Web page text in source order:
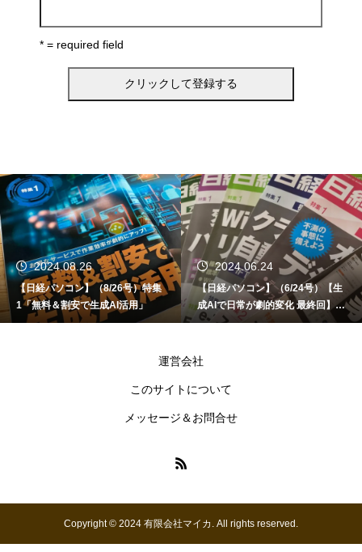
* = required field
特集
」
2024.06.24
【日経パソコン】（6/24号）【生
成AIで日常が劇的変化 最終回】 A
I時代のアプリケーション／サービ
2024.06.12
【書籍】ゼロからはじめ
ど！Copilot活用術（技術
運営会社
このサイトについて
メッセージ＆お問合せ
Copyright © 2024 有限会社マイカ. All rights reserved.